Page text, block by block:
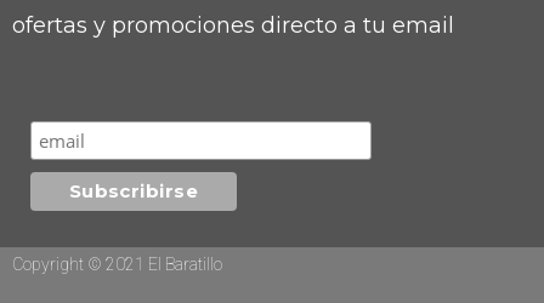
ofertas y promociones directo a tu email
Copyright © 2021 El Baratillo